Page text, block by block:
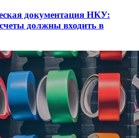
документация НКУ:
должны входить в